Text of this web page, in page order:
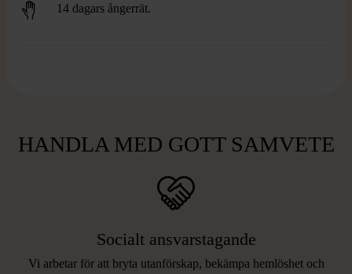
14 dagars ångerrät.
HANDLA MED GOTT SAMVETE
Socialt ansvarstagande
Vi arbetar för att bryta utanförskap, bekämpa hemlöshet och